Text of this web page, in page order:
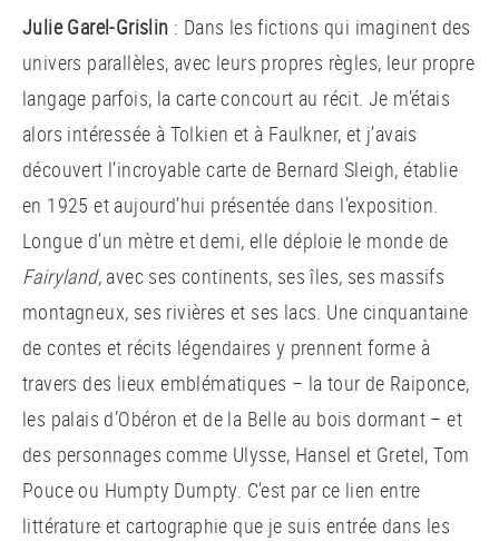
Julie Garel-Grislin : Dans les fictions qui imaginent des
univers parallèles, avec leurs propres règles, leur propre
langage parfois, la carte concourt au récit. Je m’étais
alors intéressée à Tolkien et à Faulkner, et j’avais
découvert l’incroyable carte de Bernard Sleigh, établie
en 1925 et aujourd’hui présentée dans l’exposition.
Longue d’un mètre et demi, elle déploie le monde de
Fairyland, avec ses continents, ses îles, ses massifs
montagneux, ses rivières et ses lacs. Une cinquantaine
de contes et récits légendaires y prennent forme à
travers des lieux emblématiques – la tour de Raiponce,
les palais d’Obéron et de la Belle au bois dormant – et
des personnages comme Ulysse, Hansel et Gretel, Tom
Pouce ou Humpty Dumpty. C’est par ce lien entre
littérature et cartographie que je suis entrée dans les